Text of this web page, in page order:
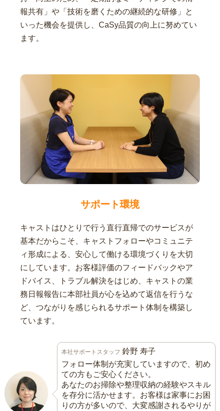
報共有」や「技術を磨くための継続的な研修」と
いった機会を提供し、CaSy品質の向上に努めてい
ます。
サポート環境
キャストはひとりで行う直行直帰でのサービスが
基本だからこそ、キャストフォローやコミュニテ
ィ形成による、安心して働ける環境づくりを大切
にしています。お客様評価のフィードバックやア
ドバイス、トラブル解決をはじめ、キャストの業
務日報報告に本部社員が心を込めて返信を行うな
ど、つながりを感じられるサポート体制を構築し
ています。
本社サポートスタッフ 鈴野 寿子
フォロー体制が充実していますので、初め
ての方もご安心ください。
あなたのお掃除や整理収納の経験やスキル
を存分に活かせます。お客様は家事にお困
りの方が多いので、大変感謝されるやりが